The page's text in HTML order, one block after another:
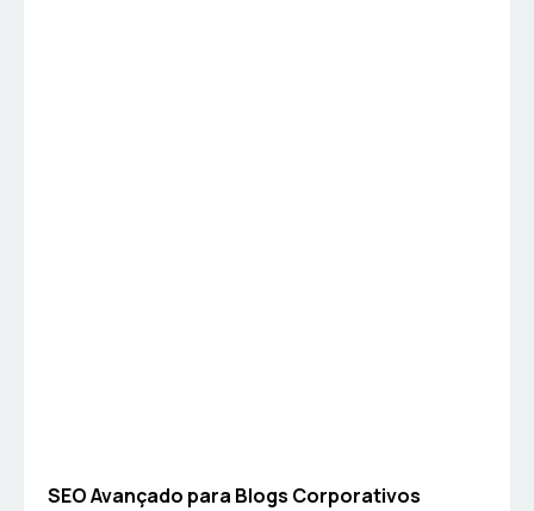
SEO Avançado para Blogs Corporativos